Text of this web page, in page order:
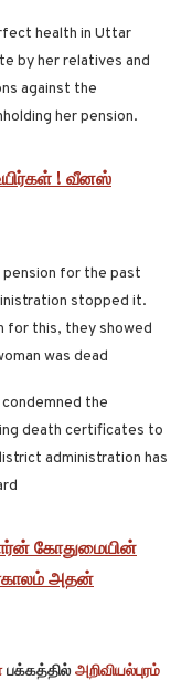
health in Uttar
by her relatives and
against the
her pension.
! வீனஸ்
pension for the past
stopped it.
for this, they showed
was dead
the
death certificates to
administration has
கோதுமையின்
அதன்
பக்கத்தில் அறிவியல்புரம்